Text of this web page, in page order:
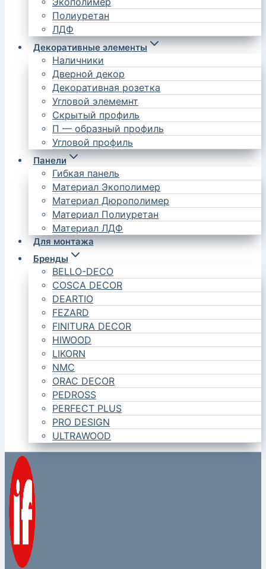
Полиуретан
ЛДФ
Декоративные элементы
Наличники
Дверной декор
Декоративная розетка
Угловой элемемнт
Скрытый профиль
П — образный профиль
Угловой профиль
Панели
Гибкая панель
Материал Экополимер
Материал Дюрополимер
Материал Полиуретан
Материал ЛДФ
Для монтажа
Бренды
BELLO-DECO
COSCA DECOR
DEARTIO
FEZARD
FINITURA DECOR
HIWOOD
LIKORN
NMC
ORAC DECOR
PEDROSS
PERFECT PLUS
PRO DESIGN
ULTRAWOOD